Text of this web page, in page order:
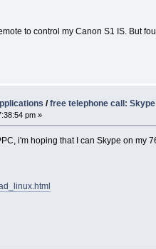
to control my Canon S1 IS. But
/free telephone call:
pm »
i'm hoping that I can Skype on my